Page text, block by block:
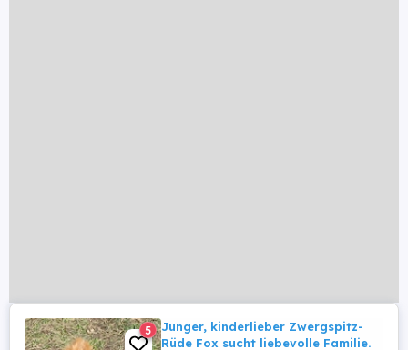
5
Junger, kinderlieber Zwergspitz-
Rüde Fox sucht liebevolle Familie.